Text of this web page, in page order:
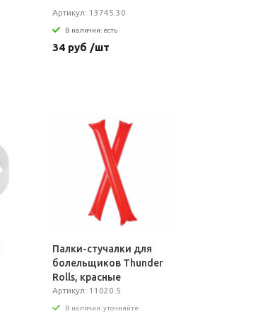
Артикул: 13745.30
В наличии: есть
34 руб /шт
Палки-стучалки для
болельщиков Thunder
Rolls, красные
Артикул: 11020.5
В наличии: уточняйте